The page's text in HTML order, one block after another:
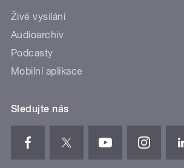
Živé vysílání
Audioarchiv
Podcasty
Mobilní aplikace
Sledujte nás